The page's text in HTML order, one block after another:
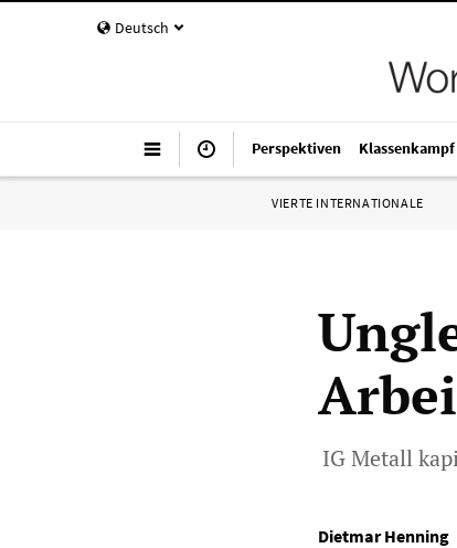
Deutsch
Perspektiven Klassenkampf
VIERTE INTERNATIONALE
IG Metall
Dietmar Henning